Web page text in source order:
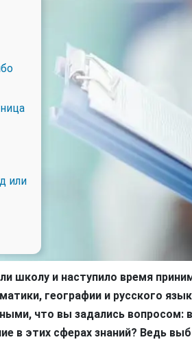
или
школу и наступило время
географии и русского
что вы задались вопросом:
в этих сферах знаний? Ведь